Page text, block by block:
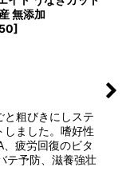
無添加
]
と粗びきにしステ
しました。嗜好性
疲労回復のビタ
テ予防、滋養強壮